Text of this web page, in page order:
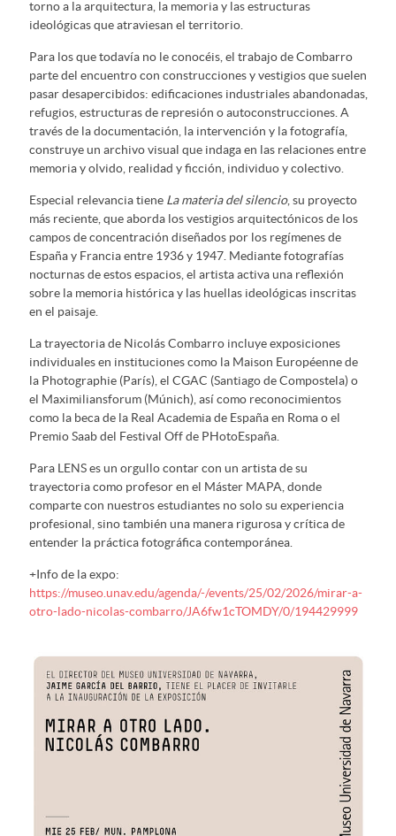
torno a la arquitectura, la memoria y las estructuras
ideológicas que atraviesan el territorio.
Para los que todavía no le conocéis, el trabajo de Combarro
parte del encuentro con construcciones y vestigios que suelen
pasar desapercibidos: edificaciones industriales abandonadas,
refugios, estructuras de represión o autoconstrucciones. A
través de la documentación, la intervención y la fotografía,
construye un archivo visual que indaga en las relaciones entre
memoria y olvido, realidad y ficción, individuo y colectivo.
Especial relevancia tiene La materia del silencio, su proyecto
más reciente, que aborda los vestigios arquitectónicos de los
campos de concentración diseñados por los regímenes de
España y Francia entre 1936 y 1947. Mediante fotografías
nocturnas de estos espacios, el artista activa una reflexión
sobre la memoria histórica y las huellas ideológicas inscritas
en el paisaje.
La trayectoria de Nicolás Combarro incluye exposiciones
individuales en instituciones como la Maison Européenne de
la Photographie (París), el CGAC (Santiago de Compostela) o
el Maximiliansforum (Múnich), así como reconocimientos
como la beca de la Real Academia de España en Roma o el
Premio Saab del Festival Off de PHotoEspaña.
Para LENS es un orgullo contar con un artista de su
trayectoria como profesor en el Máster MAPA, donde
comparte con nuestros estudiantes no solo su experiencia
profesional, sino también una manera rigurosa y crítica de
entender la práctica fotográfica contemporánea.
+Info de la expo:
https://museo.unav.edu/agenda/-/events/25/02/2026/mirar-a-
otro-lado-nicolas-combarro/JA6fw1cTOMDY/0/194429999